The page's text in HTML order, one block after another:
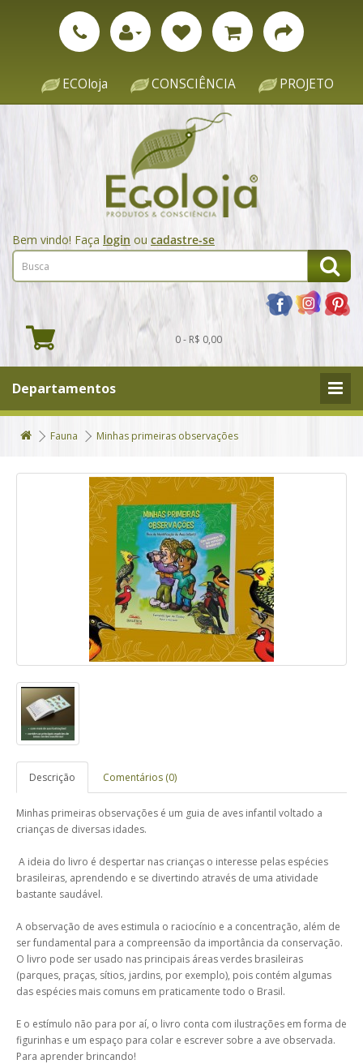
ECOloja CONSCIÊNCIA PROJETO
Bem vindo! Faça login ou cadastre-se
0 - R$ 0,00
Departamentos
Fauna Minhas primeiras observações
Descrição Comentários (0)
Minhas primeiras observações é um guia de aves infantil voltado a
crianças de diversas idades.
A ideia do livro é despertar nas crianças o interesse pelas espécies
brasileiras, aprendendo e se divertindo através de uma atividade
bastante saudável.
A observação de aves estimula o raciocínio e a concentração, além de
ser fundamental para a compreensão da importância da conservação.
O livro pode ser usado nas principais áreas verdes brasileiras
(parques, praças, sítios, jardins, por exemplo), pois contém algumas
das espécies mais comuns em praticamente todo o Brasil.
E o estímulo não para por aí, o livro conta com ilustrações em forma de
figurinhas e um espaço para colar e escrever sobre a ave observada.
Para aprender brincando!